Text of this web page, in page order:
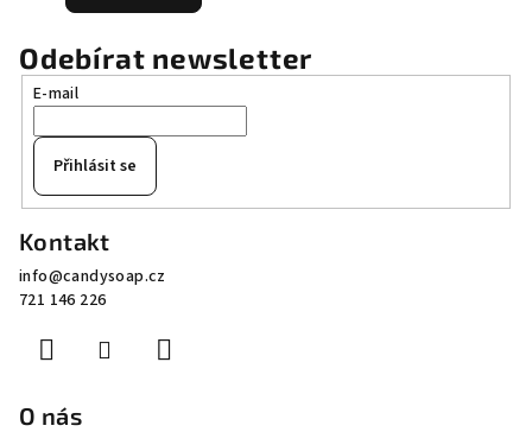
z
5
Odebírat newsletter
E-mail
Přihlásit se
Kontakt
info@candysoap.cz
721 146 226
O nás